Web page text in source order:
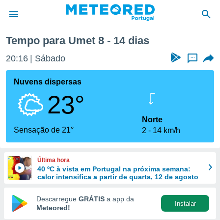
da
foi
fornecidas
a este
das
e
forma
digital
Tempo para Umet 8 - 14 dias
20:16 Sábado ...
Nuvens dispersas
23°
Sensação de 21°
Norte
2
14 km/h
Última hora
40 ºC à vista em Portugal na próxima semana:
calor intensifica a partir de quarta, 12 de agosto
Descarregue GRÁTIS a app da
Meteored!
Instalar